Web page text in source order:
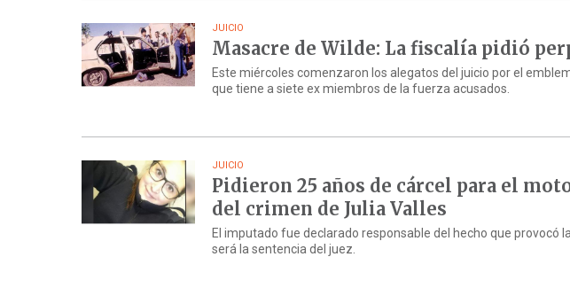
JUICIO
Masacre de Wilde: La fiscalía pidió
Este miércoles comenzaron los alegatos del juicio por el
que tiene a siete ex miembros de la fuerza acusados.
JUICIO
Pidieron 25 años de cárcel para el
del crimen de Julia Valles
El imputado fue declarado responsable del hecho que provocó
será la sentencia del juez.